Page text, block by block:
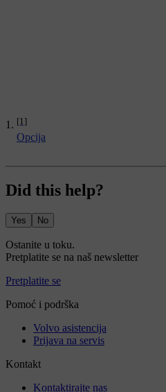
[1]
Opcija
Did this help?
Yes No